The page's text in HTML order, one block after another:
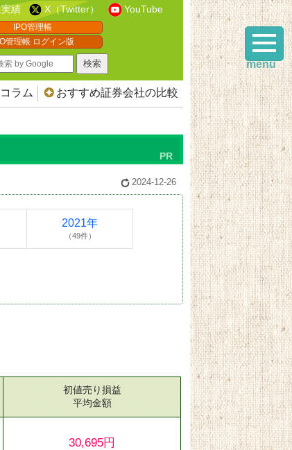
績 X（Twitter） YouTube
IPO管理帳
管理帳 ログイン版
コラム おすすめ証券会社の比較
2024-12-26
2021年
（49件）
初値売り損益
平均金額
30,695円
menu